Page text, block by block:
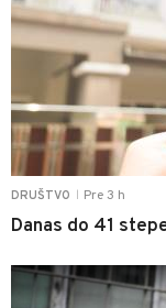
DRUŠTVO Pre 3 h
Danas do 41